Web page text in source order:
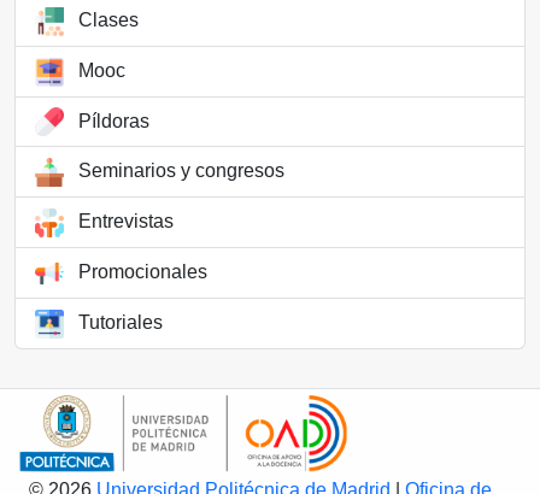
Clases
Mooc
Píldoras
Seminarios y congresos
Entrevistas
Promocionales
Tutoriales
© 2026 Universidad Politécnica de Madrid Oficina de